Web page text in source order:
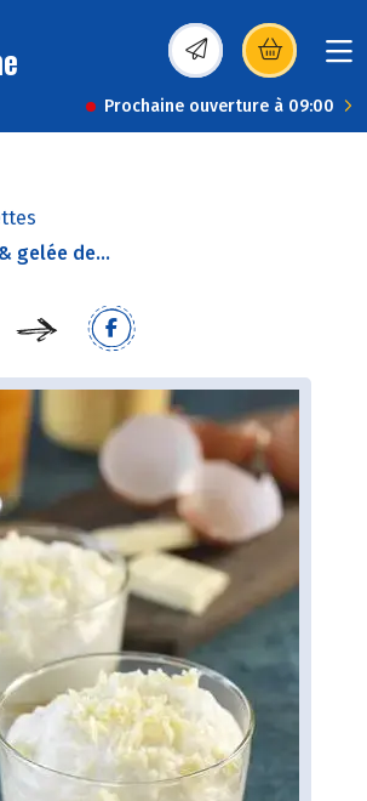
(s’ouvre dans une
Prochaine ouverture à 09:00
gelée de...